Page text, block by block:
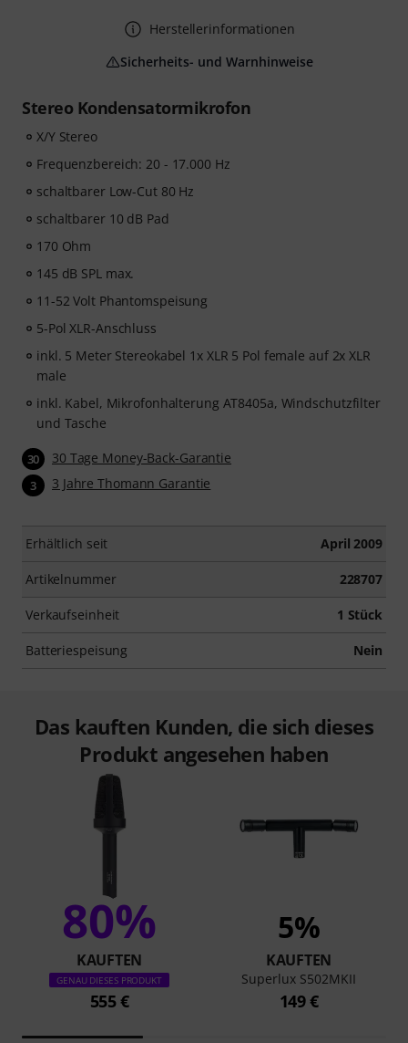
Stereo Kondensatormikrofon
X/Y Stereo
Frequenzbereich: 20 - 17.000 Hz
schaltbarer Low-Cut 80 Hz
schaltbarer 10 dB Pad
170 Ohm
145 dB SPL max.
11-52 Volt Phantomspeisung
5-Pol XLR-Anschluss
inkl. 5 Meter Stereokabel 1x XLR 5 Pol female auf 2x XLR
male
inkl. Kabel, Mikrofonhalterung AT8405a, Windschutzfilter
und Tasche
30 30 Tage Money-Back-Garantie
3 3 Jahre Thomann Garantie
Erhältlich seit April 2009
Artikelnummer 228707
Verkaufseinheit 1 Stück
Batteriespeisung Nein
Herstellerinformationen
Sicherheits- und Warnhinweise
Das kauften Kunden, die sich dieses
Produkt angesehen haben
80%
KAUFTEN
GENAU DIESES PRODUKT
555 €
5%
KAUFTEN
Superlux S502MKII
149 €